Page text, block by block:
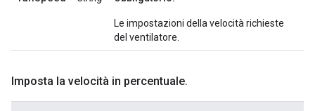
Le impostazioni della velocità richieste
del ventilatore.
Imposta la velocità in percentuale.